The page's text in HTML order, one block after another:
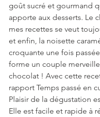
goût sucré et gourmand
apporte aux desserts. Le
mes recettes se veut
et enfin, la noisette
croquante une fois
forme un couple
chocolat ! Avec cette
rapport Temps passé en
Plaisir de la dégustation
Elle est facile et rapide à